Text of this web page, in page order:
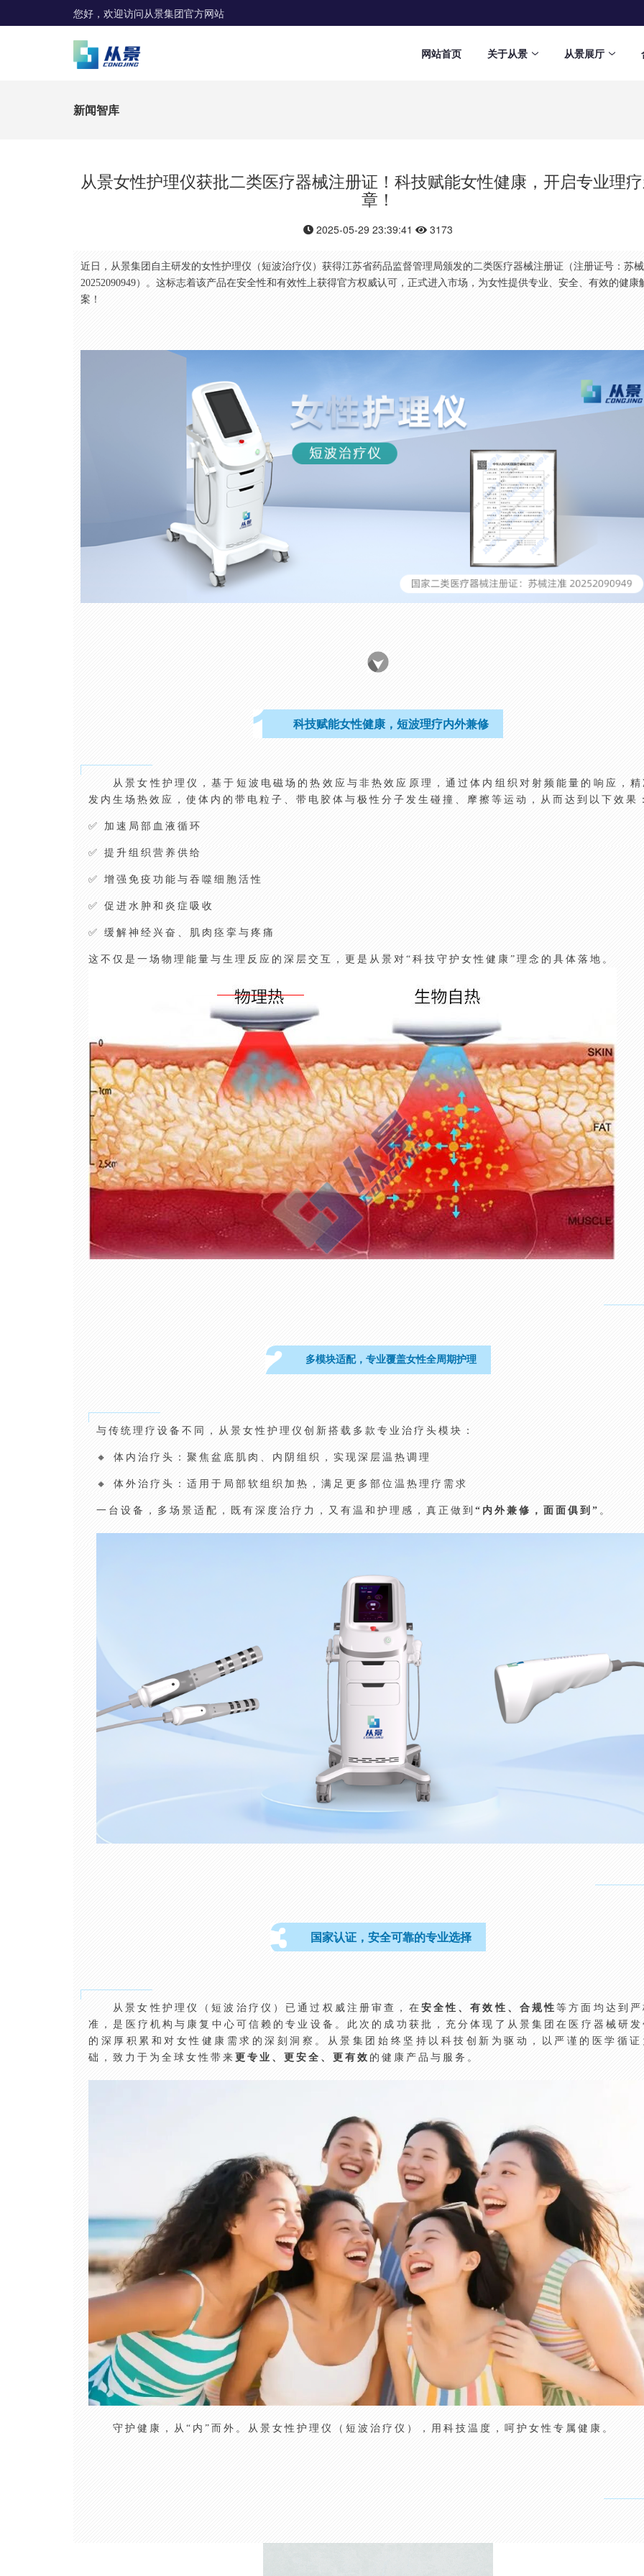
您好，欢迎访问从景集团官方网站
网站首页 关于从景 从景展厅
新闻智库
从景女性护理仪获批二类医疗器械注册证！科技赋能女性健康，开启专业理
章！
2025-05-29 23:39:41 3173
近日，从景集团自主研发的女性护理仪（短波治疗仪）获得江苏省药品监督管理局颁发的二类医疗器械注册证（注册证号：苏
20252090949）。这标志着该产品在安全性和有效性上获得官方权威认可，正式进入市场，为女性提供专业、安全、有效的健康
案！
科技赋能女性健康，短波理疗内外兼修
从景女性护理仪，基于短波电磁场的热效应与非热效应原理，通过体内组织对射频能量的响应，
发内生场热效应，使体内的带电粒子、带电胶体与极性分子发生碰撞、摩擦等运动，从而达到以下效果
✅ 加速局部血液循环
✅ 提升组织营养供给
✅ 增强免疫功能与吞噬细胞活性
✅ 促进水肿和炎症吸收
✅ 缓解神经兴奋、肌肉痉挛与疼痛
这不仅是一场物理能量与生理反应的深层交互，更是从景对“科技守护女性健康”理念的具体落地。
多模块适配，专业覆盖女性全周期护理
与传统理疗设备不同，从景女性护理仪创新搭载多款专业治疗头模块：
🔸 体内治疗头：聚焦盆底肌肉、内阴组织，实现深层温热调理
🔸 体外治疗头：适用于局部软组织加热，满足更多部位温热理疗需求
一台设备，多场景适配，既有深度治疗力，又有温和护理感，真正做到“内外兼修，面面俱到” 。
国家认证，安全可靠的专业选择
从景女性护理仪（短波治疗仪）已通过权威注册审查，在 安全性、有效性、合规性等方面均达到
准，是医疗机构与康复中心可信赖的专业设备。此次的成功获批，充分体现了从景集团在医疗器械研
的深厚积累和对女性健康需求的深刻洞察。从景集团始终坚持以科技创新为驱动，以严谨的医学循
础，致力于为全球女性带来 更专业、更安全、更有效 的健康产品与服务。
守护健康，从“内”而外。从景女性护理仪（短波治疗仪），用科技温度，呵护女性专属健康。